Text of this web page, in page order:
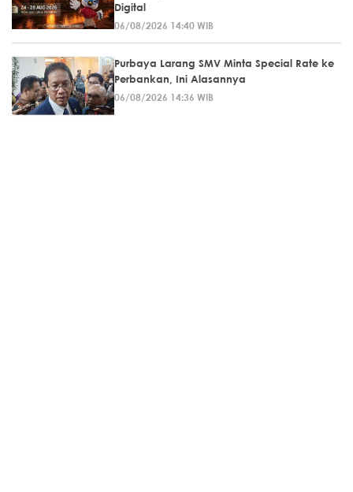
Digital
06/08/2026 14:40 WIB
Purbaya Larang SMV Minta Special Rate ke
Perbankan, Ini Alasannya
06/08/2026 14:36 WIB